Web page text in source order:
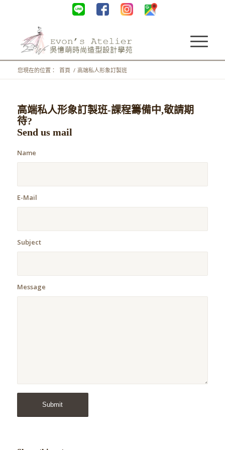
您現在的位置： 首頁 / 高端私人形象訂製班
高端私人形象訂製班-課程籌備中,敬請期
待?
Send us mail
Name
E-Mail
Subject
Message